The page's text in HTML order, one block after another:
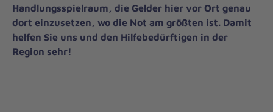
Handlungsspielraum, die Gelder hier vor Ort genau
dort einzusetzen, wo die Not am größten ist. Damit
helfen Sie uns und den Hilfebedürftigen in der
Region sehr!